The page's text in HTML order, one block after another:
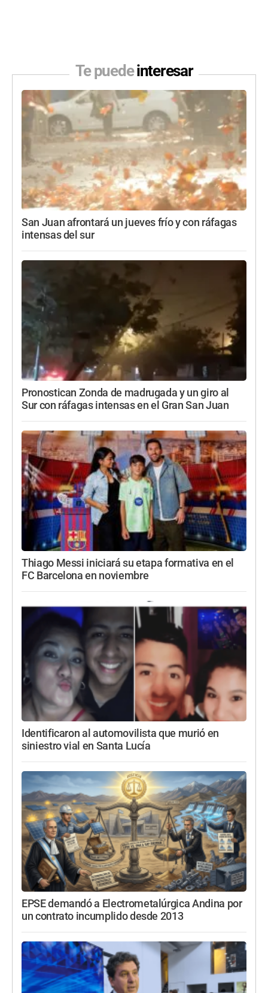
Te puedeinteresar
San Juan afrontará un jueves frío y con ráfagas
intensas del sur
Pronostican Zonda de madrugada y un giro al
Sur con ráfagas intensas en el Gran San Juan
Thiago Messi iniciará su etapa formativa en el
FC Barcelona en noviembre
Identificaron al automovilista que murió en
siniestro vial en Santa Lucía
EPSE demandó a Electrometalúrgica Andina por
un contrato incumplido desde 2013